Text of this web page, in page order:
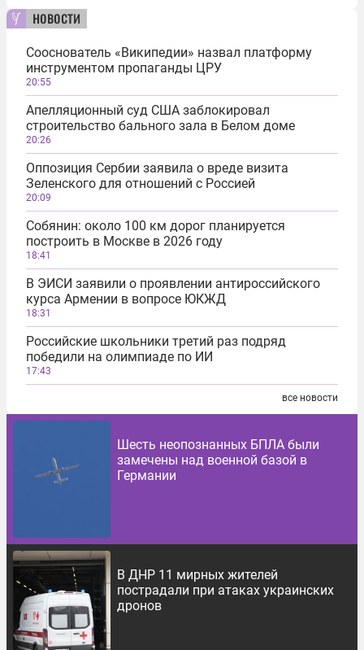
новости
Сооснователь «Википедии» назвал платформу
инструментом пропаганды ЦРУ
20:55
Апелляционный суд США заблокировал
строительство бального зала в Белом доме
20:26
Оппозиция Сербии заявила о вреде визита
Зеленского для отношений с Россией
20:09
Собянин: около 100 км дорог планируется
построить в Москве в 2026 году
18:41
В ЭИСИ заявили о проявлении антироссийского
курса Армении в вопросе ЮКЖД
18:31
Российские школьники третий раз подряд
победили на олимпиаде по ИИ
17:43
все новости
Шесть неопознанных БПЛА были
замечены над военной базой в
Германии
В ДНР 11 мирных жителей
пострадали при атаках украинских
дронов